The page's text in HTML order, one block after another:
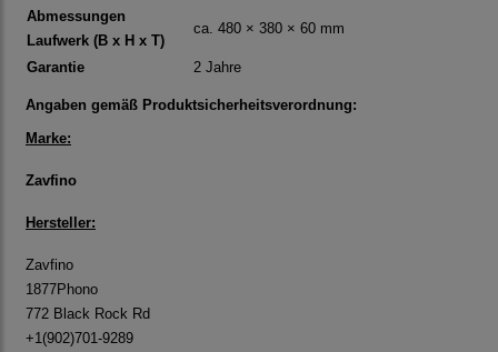
Abmessungen
Laufwerk (B x H x T)
ca. 480 × 380 × 60 mm
Garantie 2 Jahre
Angaben gemäß Produktsicherheitsverordnung:
Marke:
Zavfino
Hersteller:
Zavfino
1877Phono
772 Black Rock Rd
+1(902)701-9289